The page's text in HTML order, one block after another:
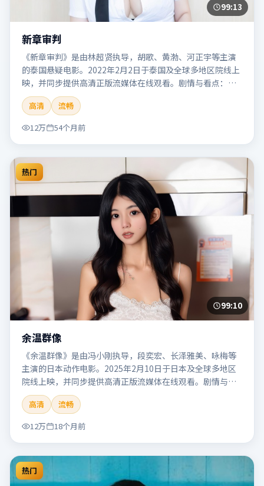
99:13
新章审判
《新章审判》是由林超贤执导，胡歌、黄渤、河正宇等主演
的泰国悬疑电影。2022年2月2日于泰国及全球多地区院线上
映，并同步提供高清正版流媒体在线观看。剧情与看点：悬
念层层推进，线索相互勾连，结局出人意料，适合推理爱好
者。本片适合检索「新章审判」「林超贤」「悬疑」「泰
国」「2022」「2022-02-02上映」等关键词的影迷阅读简介
与主创信息。
高清
流畅
12万
54个月前
热门
99:10
余温群像
《余温群像》是由冯小刚执导，段奕宏、长泽雅美、咏梅等
主演的日本动作电影。2025年2月10日于日本及全球多地区
院线上映，并同步提供高清正版流媒体在线观看。剧情与看
点：动作场面密集，节奏明快，适合喜欢热血追缉与爆破场
面的观众。本片适合检索「余温群像」「冯小刚」「动作」
「日本」「2025」「2025-02-10上映」等关键词的影迷阅读
简介与主创信息。
高清
流畅
12万
18个月前
热门